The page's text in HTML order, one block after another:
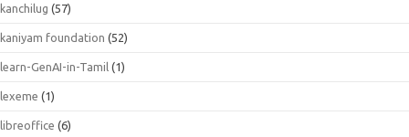
kanchilug (57)
kaniyam foundation (52)
learn-GenAI-in-Tamil (1)
lexeme (1)
libreoffice (6)